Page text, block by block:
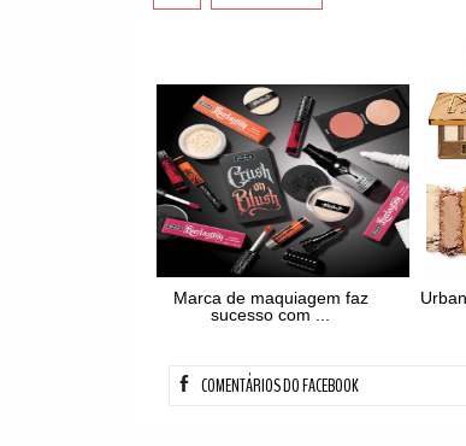
Marca de maquiagem faz
sucesso com ...
COMENTÁRIOS DO FACEBOOK